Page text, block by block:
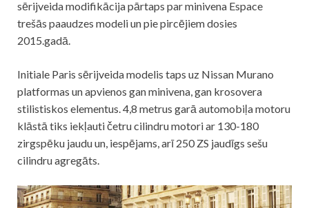
sērijveida modifikācija pārtaps par minivena Espace
trešās paaudzes modeli un pie pircējiem dosies
2015.gadā.
Initiale Paris sērijveida modelis taps uz Nissan Murano
platformas un apvienos gan minivena, gan krosovera
stilistiskos elementus. 4,8 metrus garā automobiļa motoru
klāstā tiks iekļauti četru cilindru motori ar 130-180
zirgspēku jaudu un, iespējams, arī 250 ZS jaudīgs sešu
cilindru agregāts.